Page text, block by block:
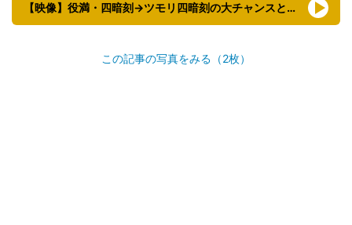
【映像】役満・四暗刻→ツモリ四暗刻の大チャンスという神展開
この記事の写真をみる（2枚）